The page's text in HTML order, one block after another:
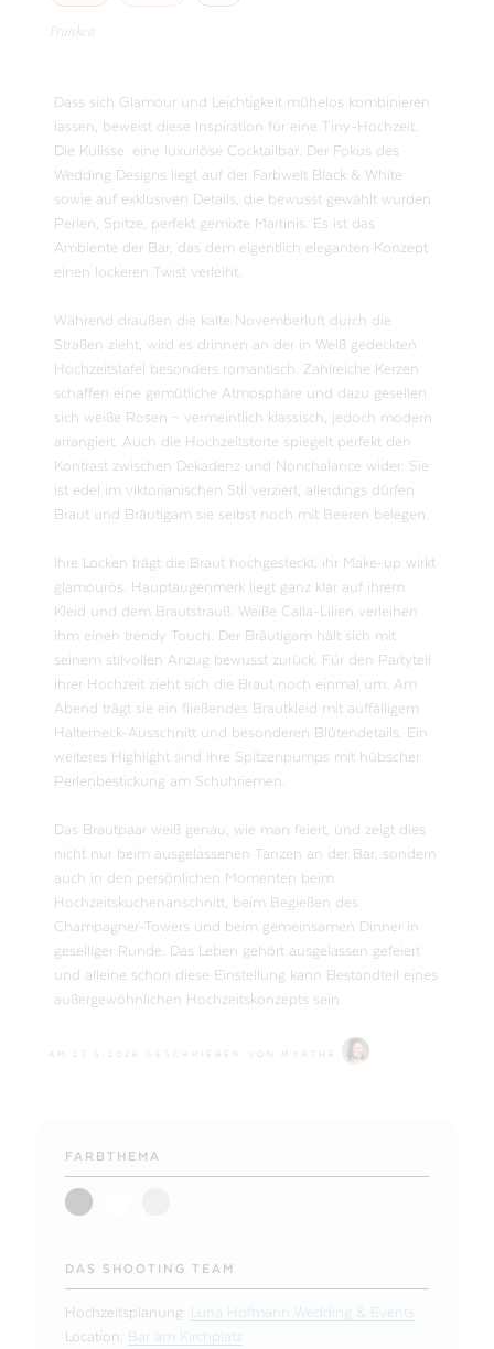
Franken
FARBTHEMA
DAS SHOOTING TEAM
Hochzeitsplanung: Luna Hofmann Wedding & Events
Location: Bar am Kirchplatz
Dass sich Glamour und Leichtigkeit mühelos kombinieren
lassen, beweist diese Inspiration für eine Tiny-Hochzeit.
Die Kulisse: eine luxuriöse Cocktailbar. Der Fokus des
Wedding Designs liegt auf der Farbwelt Black & White
sowie auf exklusiven Details, die bewusst gewählt wurden:
Perlen, Spitze, perfekt gemixte Martinis. Es ist das
Ambiente der Bar, das dem eigentlich eleganten Konzept
einen lockeren Twist verleiht.
Während draußen die kalte Novemberluft durch die
Straßen zieht, wird es drinnen an der in Weiß gedeckten
Hochzeitstafel besonders romantisch. Zahlreiche Kerzen
schaffen eine gemütliche Atmosphäre und dazu gesellen
sich weiße Rosen – vermeintlich klassisch, jedoch modern
arrangiert. Auch die Hochzeitstorte spiegelt perfekt den
Kontrast zwischen Dekadenz und Nonchalance wider: Sie
ist edel im viktorianischen Stil verziert, allerdings dürfen
Braut und Bräutigam sie selbst noch mit Beeren belegen.
Ihre Locken trägt die Braut hochgesteckt, ihr Make-up wirkt
glamourös. Hauptaugenmerk liegt ganz klar auf ihrem
Kleid und dem Brautstrauß: Weiße Calla-Lilien verleihen
ihm einen trendy Touch. Der Bräutigam hält sich mit
seinem stilvollen Anzug bewusst zurück. Für den Partyteil
ihrer Hochzeit zieht sich die Braut noch einmal um: Am
Abend trägt sie ein fließendes Brautkleid mit auffälligem
Halterneck-Ausschnitt und besonderen Blütendetails. Ein
weiteres Highlight sind ihre Spitzenpumps mit hübscher
Perlenbestickung am Schuhriemen.
Das Brautpaar weiß genau, wie man feiert, und zeigt dies
nicht nur beim ausgelassenen Tanzen an der Bar, sondern
auch in den persönlichen Momenten beim
Hochzeitskuchenanschnitt, beim Begießen des
Champagner-Towers und beim gemeinsamen Dinner in
geselliger Runde. Das Leben gehört ausgelassen gefeiert
und alleine schon diese Einstellung kann Bestandteil eines
außergewöhnlichen Hochzeitskonzepts sein.
AM 23.6.2026 GESCHRIEBEN VON MYRTHE